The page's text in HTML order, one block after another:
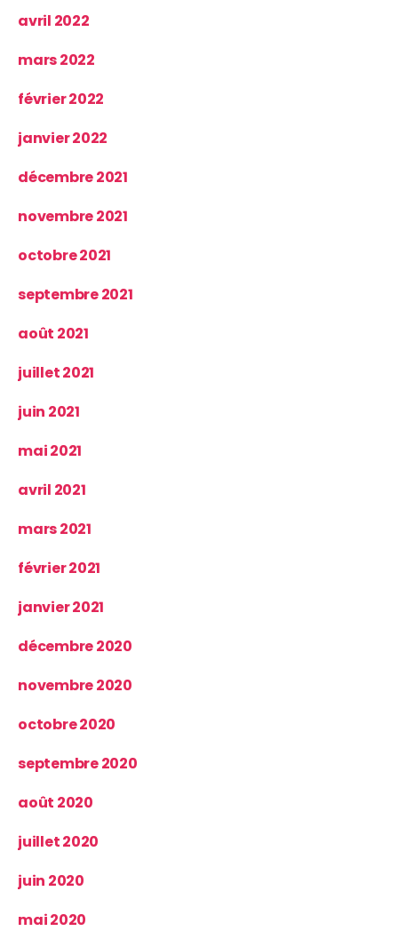
avril 2022
mars 2022
février 2022
janvier 2022
décembre 2021
novembre 2021
octobre 2021
septembre 2021
août 2021
juillet 2021
juin 2021
mai 2021
avril 2021
mars 2021
février 2021
janvier 2021
décembre 2020
novembre 2020
octobre 2020
septembre 2020
août 2020
juillet 2020
juin 2020
mai 2020